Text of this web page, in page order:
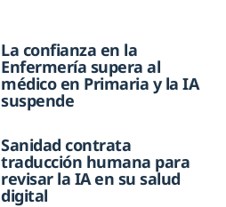
La confianza en la
Enfermería supera al
médico en Primaria y la IA
suspende
Sanidad contrata
traducción humana para
revisar la IA en su salud
digital